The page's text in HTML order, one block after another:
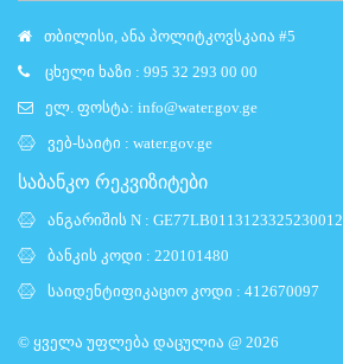
თბილისი, ანა პოლიტკოვსკაია #5
ცხელი ხაზი : 995 32 293 00 00
ელ. ფოსტა: info@water.gov.ge
ვებ-საიტი : water.gov.ge
საბანკო რეკვიზიტები
ანგარიშის N : GE77LB0113123325230012
ბანკის კოდი : 220101480
საიდენტიფიკაციო კოდი : 412670097
© ყველა უფლება დაცულია @ 2026